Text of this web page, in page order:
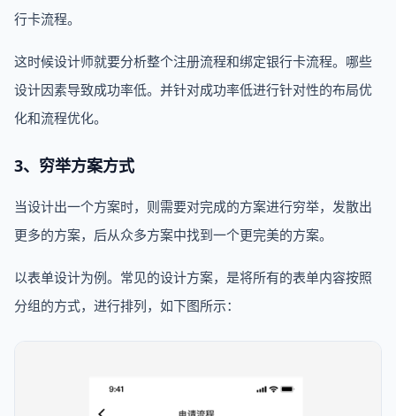
行卡流程。
这时候设计师就要分析整个注册流程和绑定银行卡流程。哪些
设计因素导致成功率低。并针对成功率低进行针对性的布局优
化和流程优化。
3、穷举方案方式
当设计出一个方案时，则需要对完成的方案进行穷举，发散出
更多的方案，后从众多方案中找到一个更完美的方案。
以表单设计为例。常见的设计方案，是将所有的表单内容按照
分组的方式，进行排列，如下图所示：